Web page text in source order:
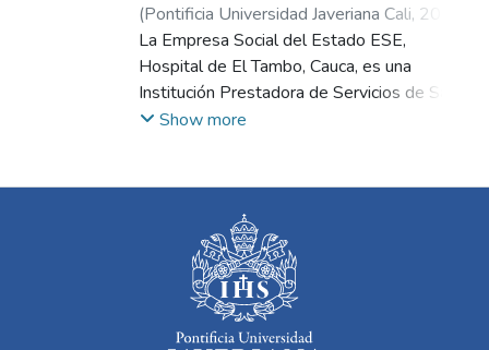
(Pontificia Universidad Javeriana Cali, 2023
López Daza, Jennifer Andrea;Ante Quintero,
Flor Nelly;Acosta Ramírez, Naydú
La Empresa Social del Estado ESE,
Hospital de El Tambo, Cauca, es una
Institución Prestadora de Servicios de Salud
de primer nivel, que atiende en mayoría, a la
los servicios de salud, las deficientes vías
terrestres, la poca disponibilidad y altos
costos del transporte. Estos problemas
sentidos por la comunidad hacen además
que perciban los servicios de salud de la
Show more